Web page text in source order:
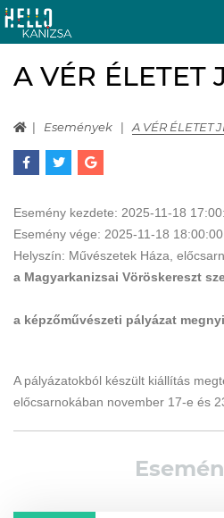
A VÉR ÉLETET
Események A VÉR ÉLETET
Esemény kezdete: 2025-11-18
Esemény vége: 2025-11-18 18:00:00
Helyszín: Művészetek Háza,
a Magyarkanizsai Vöröskereszt
a képzőművészeti pályázat
A pályázatokból készült kiállítás
előcsarnokában november 17-e és